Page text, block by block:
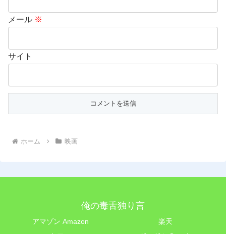
メール ※
サイト
ホーム 映画
俺の毒舌独り言
アマゾン Amazon
楽天